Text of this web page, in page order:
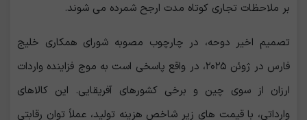
بر ملاحظات تجاری کوتاه‌ مدت ارجح شمرده می ‌شوند.
تصمیم اخیر دوحه، در چارچوب مصوبه شورای همکاری خلیج
فارس در ژوئن ۲۰۲۵، در واقع پاسخی است به موج فزاینده واردات
ارزان از سوی چین و برخی کشورهای آفریقایی. این کالاهای
وارداتی، با قیمت ‌های زیر شاخص هزینه تولید، عملاً توان رقابتی